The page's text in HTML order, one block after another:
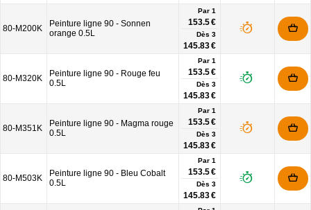
80-M200K
Peinture ligne 90 - Sonnen
orange 0.5L
Par 1
153.5 €
Dès 3
145.83 €
80-M320K
Peinture ligne 90 - Rouge feu
0.5L
Par 1
153.5 €
Dès 3
145.83 €
80-M351K
Peinture ligne 90 - Magma rouge
0.5L
Par 1
153.5 €
Dès 3
145.83 €
80-M503K
Peinture ligne 90 - Bleu Cobalt
0.5L
Par 1
153.5 €
Dès 3
145.83 €